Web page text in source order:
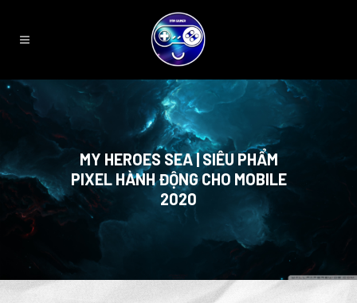
MY HEROES SEA | SIÊU PHẨM
PIXEL HÀNH ĐỘNG CHO MOBILE
2020